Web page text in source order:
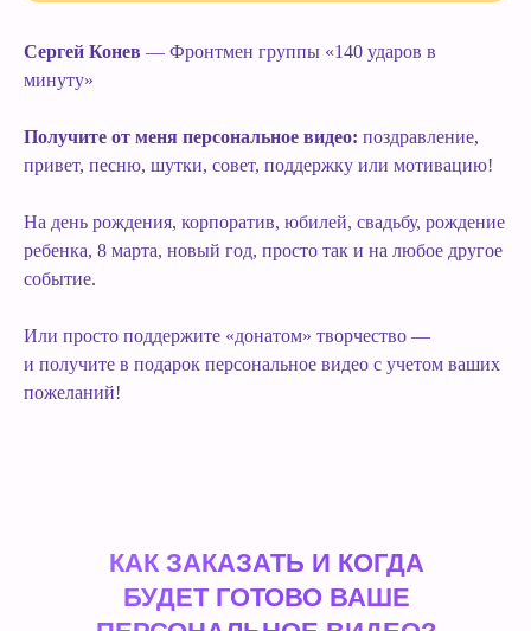
Сергей Конев — Фронтмен группы «140 ударов в
минуту»
Получите от меня персональное видео: поздравление,
привет, песню, шутки, совет, поддержку или мотивацию!
На день рождения, корпоратив, юбилей, свадьбу, рождение
ребенка, 8 марта, новый год, просто так и на любое другое
событие.
Или просто поддержите «донатом» творчество —
и получите в подарок персональное видео с учетом ваших
пожеланий!
КАК ЗАКАЗАТЬ И КОГДА
БУДЕТ ГОТОВО ВАШЕ